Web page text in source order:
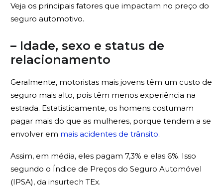
Veja os principais fatores que impactam no preço do
seguro automotivo.
– Idade, sexo e status de
relacionamento
Geralmente, motoristas mais jovens têm um custo de
seguro mais alto, pois têm menos experiência na
estrada. Estatisticamente, os homens costumam
pagar mais do que as mulheres, porque tendem a se
envolver em mais acidentes de trânsito.
Assim, em média, eles pagam 7,3% e elas 6%. Isso
segundo o Índice de Preços do Seguro Automóvel
(IPSA), da insurtech TEx.